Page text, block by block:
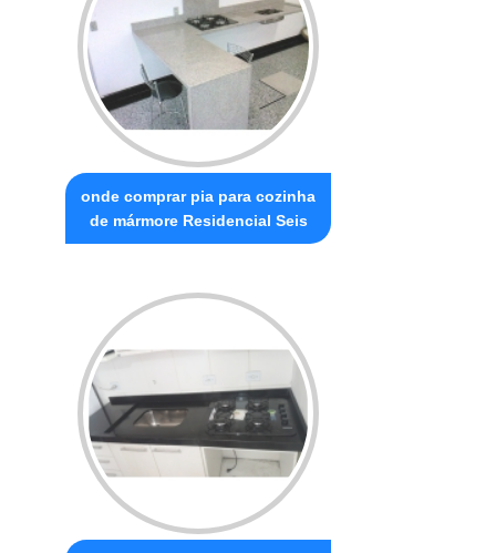
onde comprar pia para cozinha
de mármore Residencial Seis